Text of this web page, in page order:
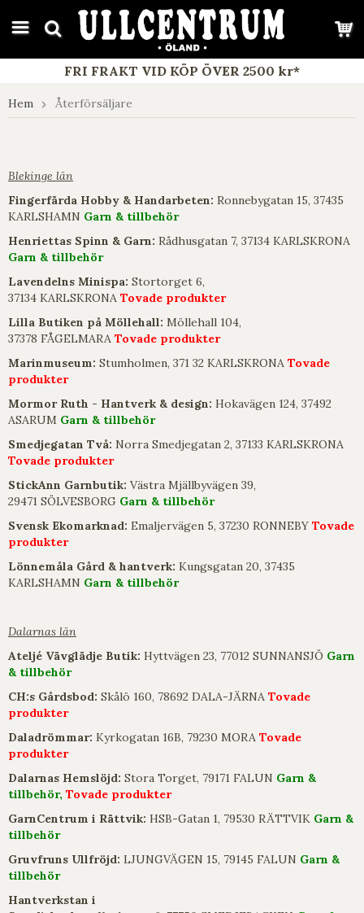
google-site-verification: google7e4b1026db5d9f32.html
FRI FRAKT VID KÖP ÖVER 2500 kr*
Hem Återförsäljare
Blekinge län
Fingerfärda Hobby & Handarbeten: Ronnebygatan 15, 37435
KARLSHAMN Garn & tillbehör
Henriettas Spinn & Garn: Rådhusgatan 7, 37134 KARLSKRONA
Garn & tillbehör
Lavendelns Minispa: Stortorget 6,
37134 KARLSKRONA Tovade produkter
Lilla Butiken på Möllehall: Möllehall 104,
37378 FÅGELMARA Tovade produkter
Marinmuseum: Stumholmen, 371 32 KARLSKRONA Tovade
produkter
Mormor Ruth - Hantverk & design: Hokavägen 124, 37492
ASARUM Garn & tillbehör
Smedjegatan Två: Norra Smedjegatan 2, 37133 KARLSKRONA
Tovade produkter
StickAnn Garnbutik: Västra Mjällbyvägen 39,
29471 SÖLVESBORG Garn & tillbehör
Svensk Ekomarknad: Emaljervägen 5, 37230 RONNEBY Tovade
produkter
Lönnemåla Gård & hantverk: Kungsgatan 20, 37435
KARLSHAMN Garn & tillbehör
Dalarnas län
Ateljé Vävglädje Butik: Hyttvägen 23, 77012 SUNNANSJÖ Garn
& tillbehör
CH:s Gårdsbod: Skålö 160, 78692 DALA-JÄRNA Tovade
produkter
Daladrömmar: Kyrkogatan 16B, 79230 MORA Tovade
produkter
Dalarnas Hemslöjd: Stora Torget, 79171 FALUN Garn &
tillbehör, Tovade produkter
GarnCentrum i Rättvik: HSB-Gatan 1, 79530 RÄTTVIK Garn &
tillbehör
Gruvfruns Ullfröjd: LJUNGVÄGEN 15, 79145 FALUN Garn &
tillbehör
Hantverkstan i